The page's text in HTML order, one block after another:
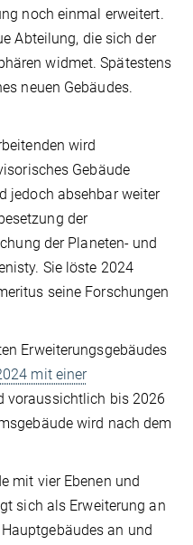
noch einmal erweitert.
Abteilung, die sich der
widmet. Spätestens
neuen Gebäudes.
wird
Gebäude
jedoch absehbar weiter
der
der Planeten- und
Sie löste 2024
seine Forschungen
Erweiterungsgebäudes
mit einer
voraussichtlich bis 2026
wird nach dem
mit vier Ebenen und
sich als Erweiterung an
an und